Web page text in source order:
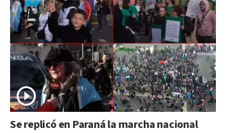
Se replicó en Paraná la marcha nacional